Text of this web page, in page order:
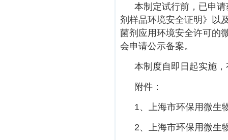
本制定试行前，已申
剂样品环境安全证明》以
菌剂应用环境安全许可的
会申请公示备案。
本制度自即日起实施
附件：
1、上海市环保用微生
2、上海市环保用微生